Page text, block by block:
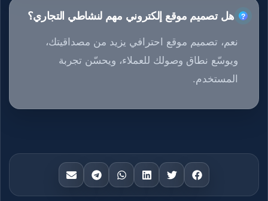
هل تصميم موقع إلكتروني مهم لنشاطي التجاري؟
نعم، تصميم موقع احترافي يزيد من مصداقيتك،
ويوسّع نطاق وصولك للعملاء، ويحسّن تجربة
المستخدم.